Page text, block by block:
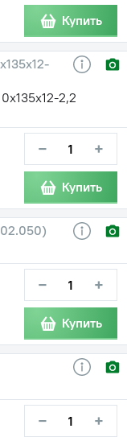
Купить
2,2
− +
Купить
− +
Купить
− +